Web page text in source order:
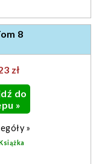
8
zł
do
»
»